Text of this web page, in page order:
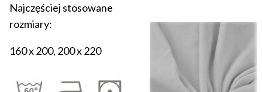
Najczęściej stosowane
rozmiary:
160 x 200, 200 x 220